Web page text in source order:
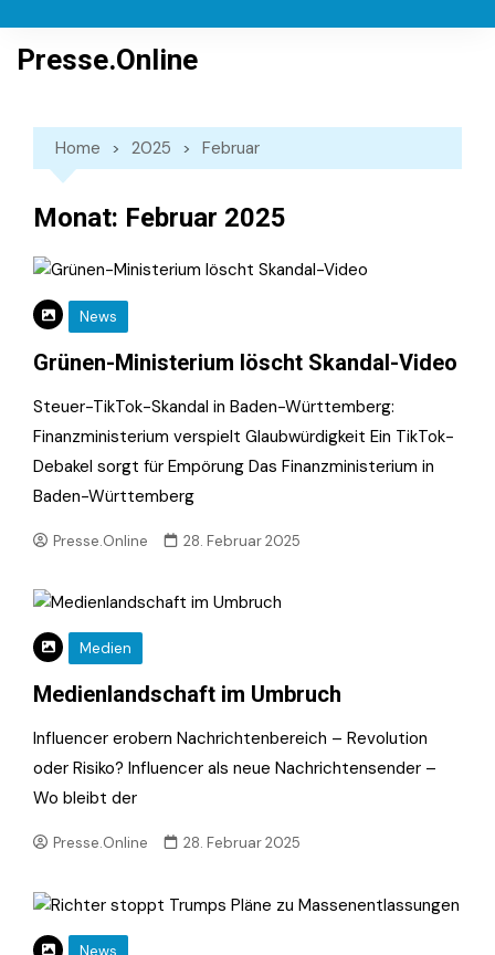
content
Presse.Online
Home 2025 Februar
Monat: Februar 2025
News
Grünen-Ministerium löscht Skandal-Video
Steuer-TikTok-Skandal in Baden-Württemberg:
Finanzministerium verspielt Glaubwürdigkeit Ein TikTok-
Debakel sorgt für Empörung Das Finanzministerium in
Baden-Württemberg
Presse.Online 28. Februar 2025
Medien
Medienlandschaft im Umbruch
Influencer erobern Nachrichtenbereich – Revolution
oder Risiko? Influencer als neue Nachrichtensender –
Wo bleibt der
Presse.Online 28. Februar 2025